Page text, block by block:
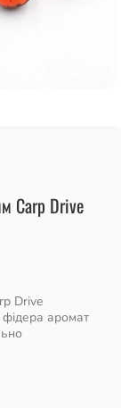
Carp Drive
Drive
аромат